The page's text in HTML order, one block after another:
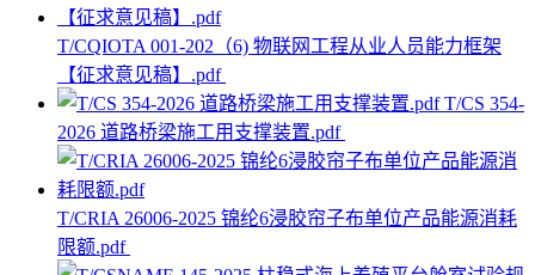
T/CQIOTA 001-202（6) 物联网工程从业人员能力框架
【征求意见稿】.pdf
T/CS 354-
2026 道路桥梁施工用支撑装置.pdf
T/CRIA 26006-2025 锦纶6浸胶帘子布单位产品能源消耗
限额.pdf